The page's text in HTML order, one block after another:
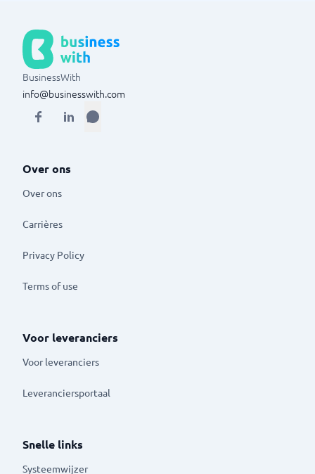
BusinessWith
info@businesswith.com
Over ons
Over ons
Carrières
Privacy Policy
Terms of use
Voor leveranciers
Voor leveranciers
Leveranciersportaal
Snelle links
Systeemwijzer